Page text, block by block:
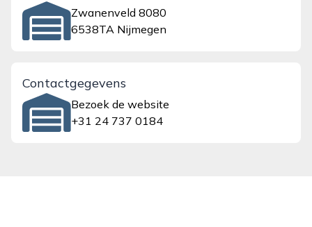
Zwanenveld 8080
6538TA Nijmegen
Contactgegevens
Bezoek de website
+31 24 737 0184